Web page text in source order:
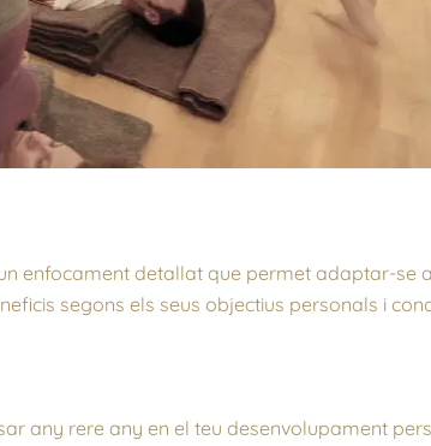
enfocament detallat que permet adaptar-se
segons els seus objectius personals i
any rere any en el teu desenvolupament